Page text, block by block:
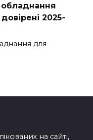
обладнання
2025-
для
на сайті,